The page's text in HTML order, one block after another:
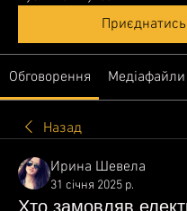
Приєднатись
Обговорення Медіафайли
Назад
Ирина Шевела
31 січня 2025 р.
Хто замовляв